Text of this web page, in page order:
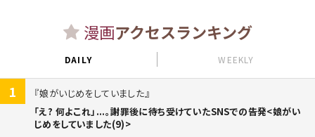
漫画アクセスランキング
DAILY WEEKLY
1
娘がいじめをしていました
「え? 何よこれ」...。謝罪後に待ち受けていたSNSでの告発<娘がい
じめをしていました(9)>